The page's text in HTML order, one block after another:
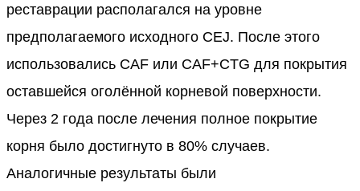
реставрации располагался на уровне
предполагаемого исходного CEJ. После этого
использовались CAF или CAF+CTG для покрытия
оставшейся оголённой корневой поверхности.
Через 2 года после лечения полное покрытие
корня было достигнуто в 80% случаев.
Аналогичные результаты были